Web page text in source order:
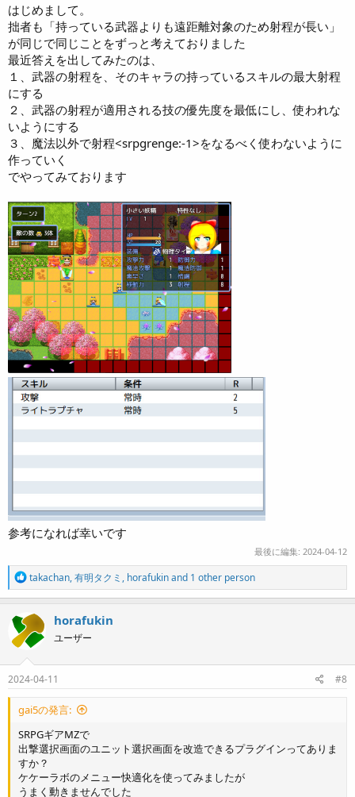
はじめまして。
拙者も「持っている武器よりも遠距離対象のため射程が長い」
が同じで同じことをずっと考えておりました
最近答えを出してみたのは、
１、武器の射程を、そのキャラの持っているスキルの最大射程
にする
２、武器の射程が適用される技の優先度を最低にし、使われな
いようにする
３、魔法以外で射程<srpgrenge:-1>をなるべく使わないように
作っていく
でやってみております
参考になれば幸いです
最後に編集: 2024-04-12
R
e
a
c
i
o
n
s
takachan,有明タクミ , horafukinand 1 other person
horafukin
ユーザー
2024-04-11 #8
gai5の発言:
SRPGギアMZで
出撃選択画面のユニット選択画面を改造できるプラグインってありま
すか？
ケケーラボのメニュー快適化を使ってみましたが
うまく動きませんでした